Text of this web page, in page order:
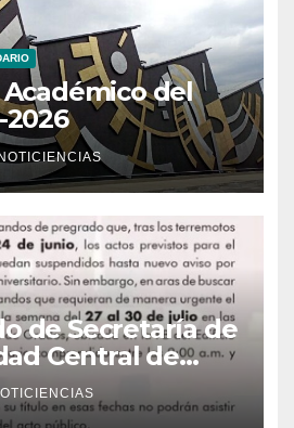
del
2026
de Secretaría de
Central de